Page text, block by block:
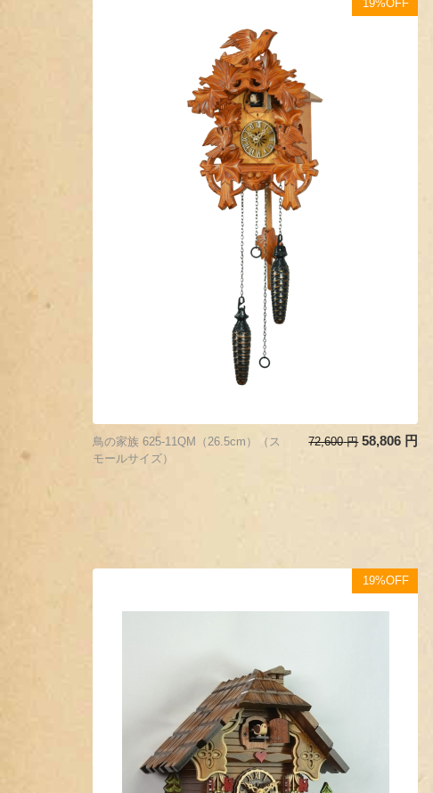
19%OFF
鳥の家族 625-11QM（26.5cm）（ス
モールサイズ）
72,600 円 58,806 円
19%OFF